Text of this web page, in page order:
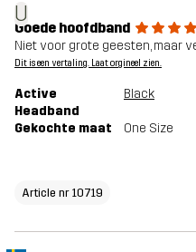
U
Goede hoofdband
Niet voor grote geesten, maar
Dit is een vertaling. Laat orgineel zien.
Active
Headband
Black
Gekochte maat One Size
Article nr 10719